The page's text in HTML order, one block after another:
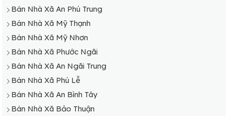
Bán Nhà Xã An Phú Trung
Bán Nhà Xã Mỹ Thạnh
Bán Nhà Xã Mỹ Nhơn
Bán Nhà Xã Phước Ngãi
Bán Nhà Xã An Ngãi Trung
Bán Nhà Xã Phú Lễ
Bán Nhà Xã An Bình Tây
Bán Nhà Xã Bảo Thuận